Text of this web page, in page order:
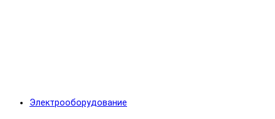
Электрооборудование